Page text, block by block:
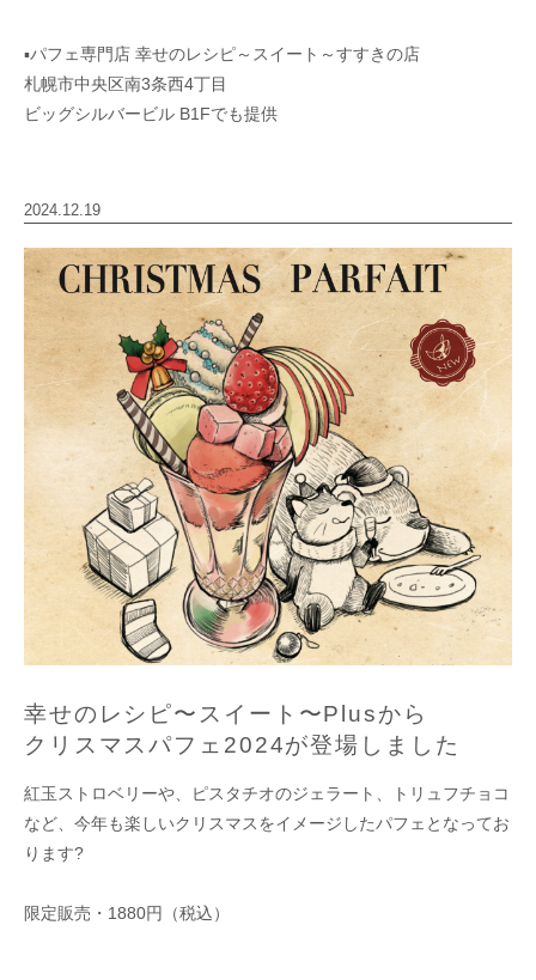
▪︎パフェ専門店 幸せのレシピ～スイート～すすきの店
札幌市中央区南3条西4丁目
ビッグシルバービル B1Fでも提供
2024.12.19
幸せのレシピ〜スイート〜Plusから
クリスマスパフェ2024が登場しました
紅玉ストロベリーや、ピスタチオのジェラート、トリュフチョコ
など、今年も楽しいクリスマスをイメージしたパフェとなってお
ります?
限定販売・1880円（税込）